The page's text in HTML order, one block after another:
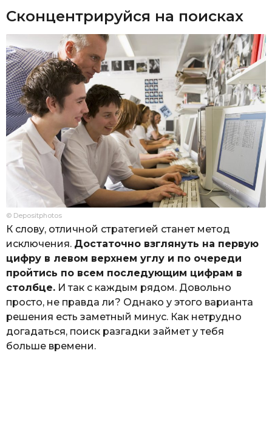
Сконцентрируйся на поисках
© Depositphotos
К слову, отличной стратегией станет метод
исключения. Достаточно взглянуть на первую
цифру в левом верхнем углу и по очереди
пройтись по всем последующим цифрам в
столбце. И так с каждым рядом. Довольно
просто, не правда ли? Однако у этого варианта
решения есть заметный минус. Как нетрудно
догадаться, поиск разгадки займет у тебя
больше времени.